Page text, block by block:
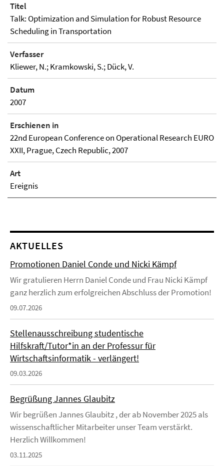
Titel
Talk: Optimization and Simulation for Robust Resource
Scheduling in Transportation
Verfasser
Kliewer, N.; Kramkowski, S.; Dück, V.
Datum
2007
Erschienen in
22nd European Conference on Operational Research EURO
XXII, Prague, Czech Republic, 2007
Art
Ereignis
AKTUELLES
Promotionen Daniel Conde und Nicki Kämpf
Wir gratulieren Herrn Daniel Conde und Frau Nicki Kämpf
ganz herzlich zum erfolgreichen Abschluss der Promotion!
09.07.2026
Stellenausschreibung studentische
Hilfskraft/Tutor*in an der Professur für
Wirtschaftsinformatik - verlängert!
09.03.2026
Begrüßung Jannes Glaubitz
Wir begrüßen Jannes Glaubitz , der ab November 2025 als
wissenschaftlicher Mitarbeiter unser Team verstärkt.
Herzlich Willkommen!
03.11.2025